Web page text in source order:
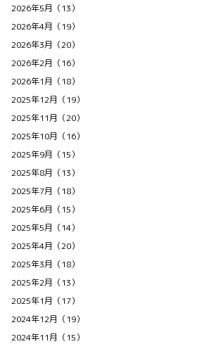
2026年5月（13）
2026年4月（19）
2026年3月（20）
2026年2月（16）
2026年1月（18）
2025年12月（19）
2025年11月（20）
2025年10月（16）
2025年9月（15）
2025年8月（13）
2025年7月（18）
2025年6月（15）
2025年5月（14）
2025年4月（20）
2025年3月（18）
2025年2月（13）
2025年1月（17）
2024年12月（19）
2024年11月（15）